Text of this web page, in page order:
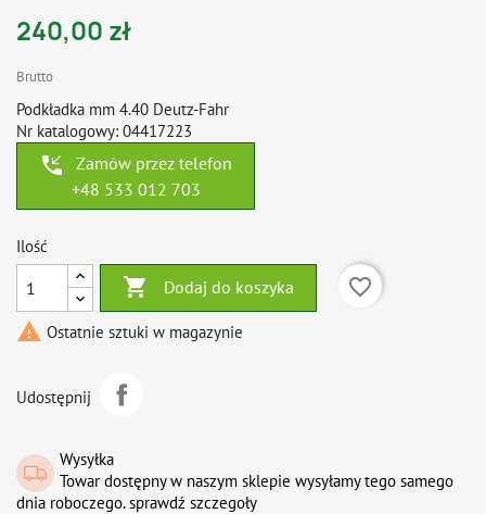
240,00 zł
Brutto
Podkładka mm 4.40 Deutz-Fahr
Nr katalogowy: 04417223
phone_callback
Zamów przez telefon
+48 533 012 703
Ilość
 Dodaj do koszyka
favorite_border
 Ostatnie sztuki w magazynie
Udostępnij
Wysyłka
Towar dostępny w naszym sklepie wysyłamy tego samego
dnia roboczego. sprawdź szczegoły